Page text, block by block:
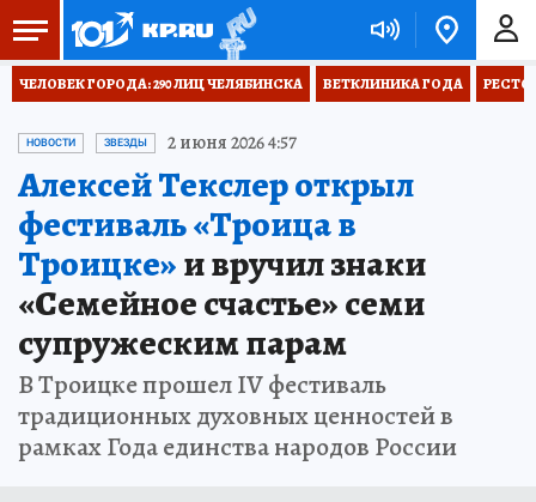
ЧЕЛОВЕК ГОРОДА: 290 ЛИЦ ЧЕЛЯБИНСКА ВЕТКЛИНИКА ГОДА
НОВОСТИ ЗВЕЗДЫ 2 июня 2026 4:57
Алексей Текслер открыл
фестиваль «Троица в
Троицке»и вручил знаки
«Семейное счастье» семи
супружеским парам
В Троицке прошел IV фестиваль
традиционных духовных ценностей в
рамках Года единства народов России